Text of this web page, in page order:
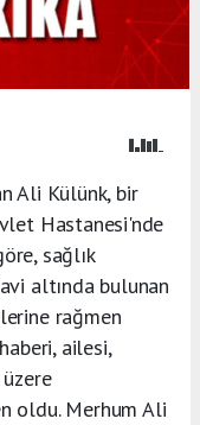
Ali Külünk, bir
Hastanesi'nde
sağlık
altında bulunan
rağmen
ailesi,
oldu. Merhum Ali